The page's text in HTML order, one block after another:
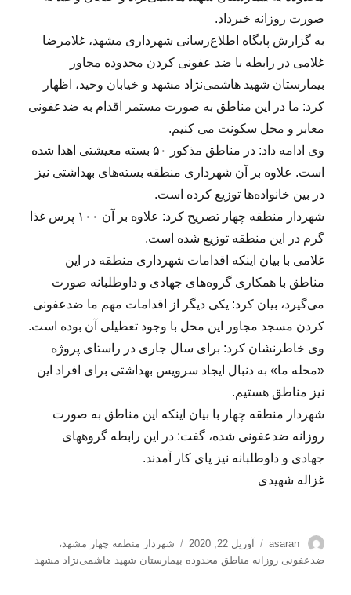
صورت روزانه خبرداد.
به گزارش پایگاه‌ اطلاع‌رسانی شهرداری مشهد، غلامرضا
غلامی در رابطه با ضد عفونی کردن محدوده مجاور
بیمارستان شهید هاشمی‌نژاد مشهد و خیابان وحید، اظهار
کرد: ما در این مناطق به صورت مستمر اقدام به ضدعفونی
معابر و محل سکونت می کنیم.
وی ادامه داد: در مناطق مذکور ۵۰ بسته معیشتی اهدا شده
است. علاوه بر آن شهرداری منطقه بسته‌های بهداشتی نیز
در بین خانواده‌ها توزیع کرده است.
شهردار منطقه چهار تصریح کرد: علاوه بر آن ۱۰۰ پرس غذا
گرم در این منطقه توزیع شده است.
غلامی با بیان اینکه اقدامات شهرداری منطقه در این
مناطق با همکاری گروه‌های جهادی و داوطلبانه صورت
می‌گیرد، بیان کرد: یکی دیگر از اقدامات مهم ما ضدعفونی
کردن مسجد مجاور این محل با وجود تعطیلی آن بوده است.
وی خاطرنشان کرد: برای سال جاری در راستای پروژه
«محله ما» به دنبال ایجاد سرویس بهداشتی برای افراد این
نیز مناطق هستیم.
شهردار منطقه چهار با بیان اینکه این مناطق به صورت
روزانه ضدعفونی شده، گفت: در این رابطه گروه‍های
جهادی و داوطلبانه نیز پای کار آمدند.
غزاله شهیدی
نویسنده
asaran
ارسال
شده
آوریل 22, 2020 برچسب‌ها
شهردار منطقه چهار مشهد،
ضدعفونی روزانه مناطق محدوده بیمارستان شهید هاشمی‌نژاد مشهد